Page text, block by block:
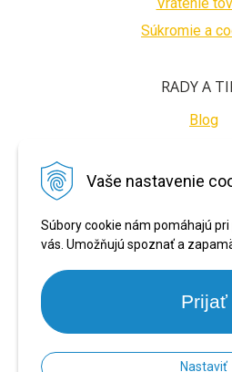
Vaše nastavenie
Súbory cookie nám pomáhajú
vás. Umožňujú spoznať a
Prijať
Nastaviť
Súkromie a
RADY A
Blog
BEZPEČNÉ